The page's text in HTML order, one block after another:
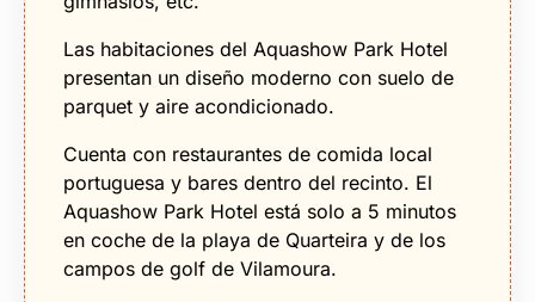
Las habitaciones del Aquashow Park Hotel
presentan un diseño moderno con suelo de
parquet y aire acondicionado.
Cuenta con restaurantes de comida local
portuguesa y bares dentro del recinto. El
Aquashow Park Hotel está solo a 5 minutos
en coche de la playa de Quarteira y de los
campos de golf de Vilamoura.